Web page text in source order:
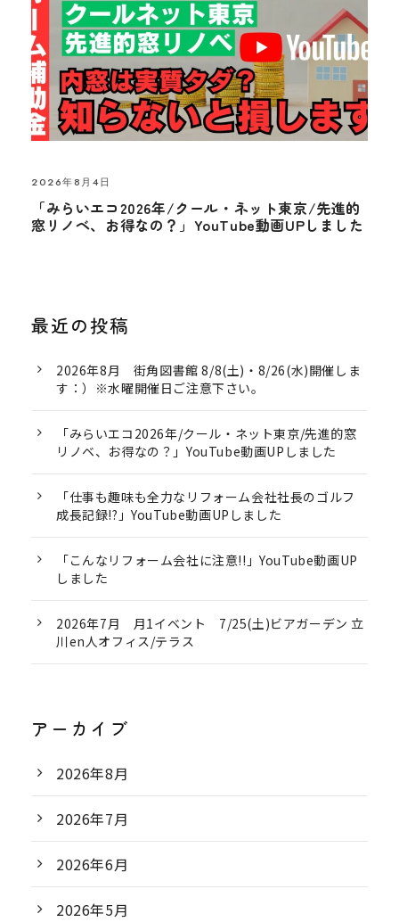
2026年8月4日
「みらいエコ2026年/クール・ネット東京/先進的
窓リノベ、お得なの？」YouTube動画UPしました
最近の投稿
2026年8月 街角図書館 8/8(土)・8/26(水)開催しま
す：）※水曜開催日ご注意下さい。
「みらいエコ2026年/クール・ネット東京/先進的窓
リノベ、お得なの？」YouTube動画UPしました
「仕事も趣味も全力なリフォーム会社社長のゴルフ
成長記録!?」YouTube動画UPしました
「こんなリフォーム会社に注意!!」YouTube動画UP
しました
2026年7月 月1イベント 7/25(土)ビアガーデン 立
川en人オフィス/テラス
アーカイブ
2026年8月
2026年7月
2026年6月
2026年5月